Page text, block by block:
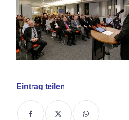
Eintrag teilen